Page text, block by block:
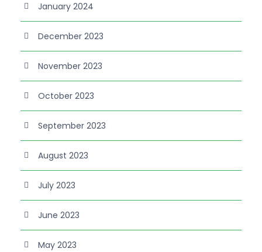
January 2024
December 2023
November 2023
October 2023
September 2023
August 2023
July 2023
June 2023
May 2023